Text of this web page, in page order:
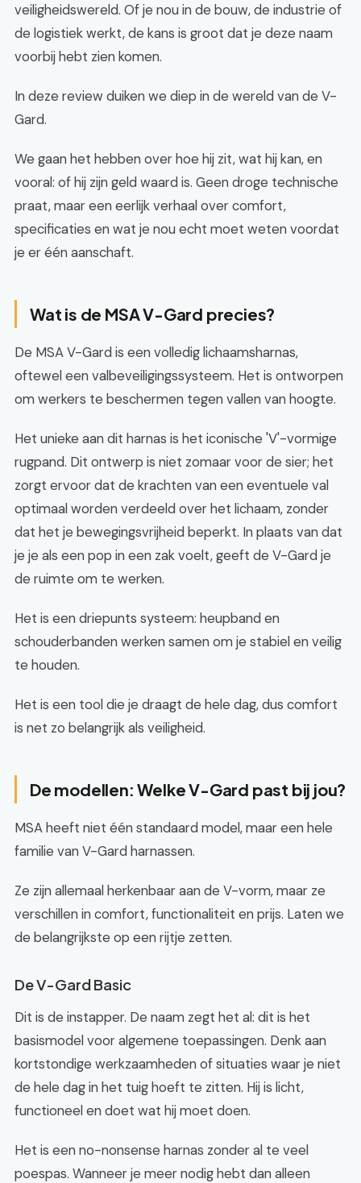
veiligheidswereld. Of je nou in de bouw, de industrie of
de logistiek werkt, de kans is groot dat je deze naam
voorbij hebt zien komen.
In deze review duiken we diep in de wereld van de V-
Gard.
We gaan het hebben over hoe hij zit, wat hij kan, en
vooral: of hij zijn geld waard is. Geen droge technische
praat, maar een eerlijk verhaal over comfort,
specificaties en wat je nou echt moet weten voordat
je er één aanschaft.
Wat is de MSA V-Gard precies?
De MSA V-Gard is een volledig lichaamsharnas,
oftewel een valbeveiligingssysteem. Het is ontworpen
om werkers te beschermen tegen vallen van hoogte.
Het unieke aan dit harnas is het iconische 'V'-vormige
rugpand. Dit ontwerp is niet zomaar voor de sier; het
zorgt ervoor dat de krachten van een eventuele val
optimaal worden verdeeld over het lichaam, zonder
dat het je bewegingsvrijheid beperkt. In plaats van dat
je je als een pop in een zak voelt, geeft de V-Gard je
de ruimte om te werken.
Het is een driepunts systeem: heupband en
schouderbanden werken samen om je stabiel en veilig
te houden.
Het is een tool die je draagt de hele dag, dus comfort
is net zo belangrijk als veiligheid.
De modellen: Welke V-Gard past bij jou?
MSA heeft niet één standaard model, maar een hele
familie van V-Gard harnassen.
Ze zijn allemaal herkenbaar aan de V-vorm, maar ze
verschillen in comfort, functionaliteit en prijs. Laten we
de belangrijkste op een rijtje zetten.
De V-Gard Basic
Dit is de instapper. De naam zegt het al: dit is het
basismodel voor algemene toepassingen. Denk aan
kortstondige werkzaamheden of situaties waar je niet
de hele dag in het tuig hoeft te zitten. Hij is licht,
functioneel en doet wat hij moet doen.
Het is een no-nonsense harnas zonder al te veel
poespas. Wanneer je meer nodig hebt dan alleen